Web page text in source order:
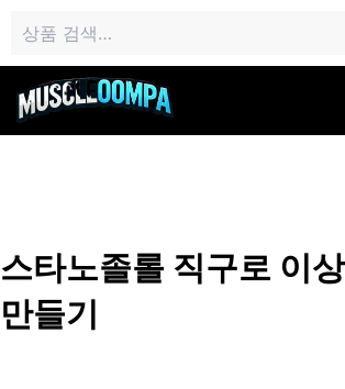
츠
색:
스타노졸롤 직구로 이
만들기